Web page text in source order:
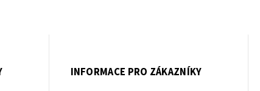
INFORMACE PRO ZÁKAZNÍKY